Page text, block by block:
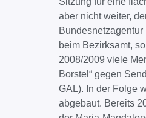
aber nicht weiter,
beim Bezirksamt,
2008/2009 viele
Borstel“ gegen
GAL). In der Folge
abgebaut. Bereits